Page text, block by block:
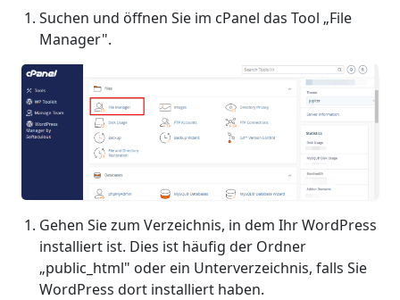
Suchen und öffnen Sie im cPanel das Tool „File
Manager".
Gehen Sie zum Verzeichnis, in dem Ihr WordPress
installiert ist. Dies ist häufig der Ordner
„public_html" oder ein Unterverzeichnis, falls Sie
WordPress dort installiert haben.